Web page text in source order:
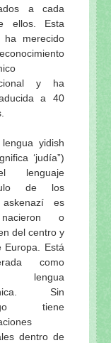
a cada
ellos. Esta
ha merecido
y ha
a 40
yidish
‘judía”)
lenguaje
de los
es
o
del centro y
Europa. Está
como
lengua
Sin
tiene
dentro de